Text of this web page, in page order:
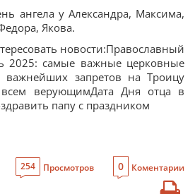
ангела у Александра, Максима,
Якова.
новости:Православный
2025: самые важные церковные
важнейших запретов на Троицу
верующимДата Дня отца в
папу с праздником
254 Просмотров 0 Коментарии